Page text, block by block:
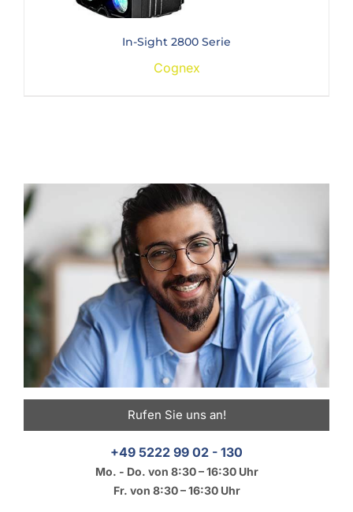
In-Sight 2800 Serie
Cognex
Rufen Sie uns an!
+49 5222 99 02 - 130
Mo. - Do. von 8:30 – 16:30 Uhr
Fr. von 8:30 – 16:30 Uhr